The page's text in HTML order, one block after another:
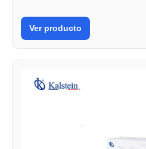
Ver producto